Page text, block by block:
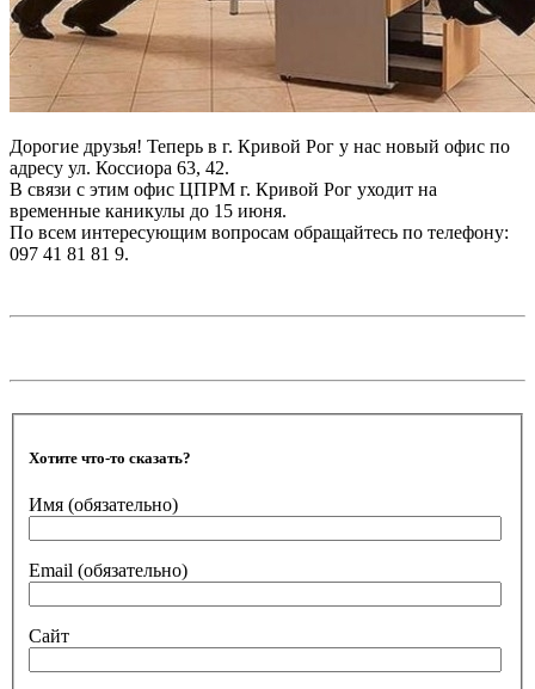
Дорогие друзья! Теперь в г. Кривой Рог у нас новый офис по
адресу ул. Коссиора 63, 42.
В связи с этим офис ЦПРМ г. Кривой Рог уходит на
временные каникулы до 15 июня.
По всем интересующим вопросам обращайтесь по телефону:
097 41 81 81 9.
Хотите что-то сказать?
Имя (обязательно)
Email (обязательно)
Сайт